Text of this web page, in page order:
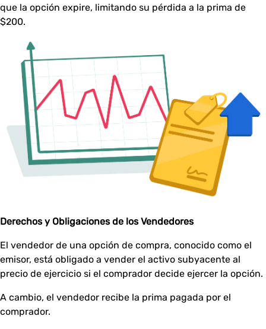
que la opción expire, limitando su pérdida a la prima de
$200.
Derechos y Obligaciones de los Vendedores
El vendedor de una opción de compra, conocido como el
emisor, está obligado a vender el activo subyacente al
precio de ejercicio si el comprador decide ejercer la opción.
A cambio, el vendedor recibe la prima pagada por el
comprador.